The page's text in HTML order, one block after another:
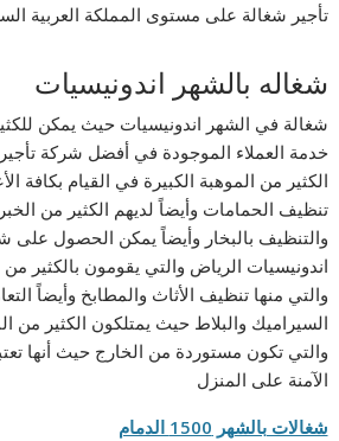
تأجير شغالة على مستوى المملكة العربية
شغاله بالشهر اندونيسيات
شغالة في الشهر اندونيسيات حيث يمكن
خدمة العملاء الموجودة في أفضل شركة
الكثير من الموهبة الكبيرة في القيام بكافة
تنظيف الحمامات وأيضاً لديهم الكثير من
والتنظيف بالبخار وأيضاً يمكن الحصول على
اندونيسيات الرياض والتي يقومون بالكثير
والتي منها تنظيف الأثاث والمطابخ وأيضاً
السيراميك والبلاط حيث يمتلكون الكثير من
والتي تكون مستوردة من الخارج حيث أنها
الآمنة على المنزل
شغالات بالشهر 1500 الدمام